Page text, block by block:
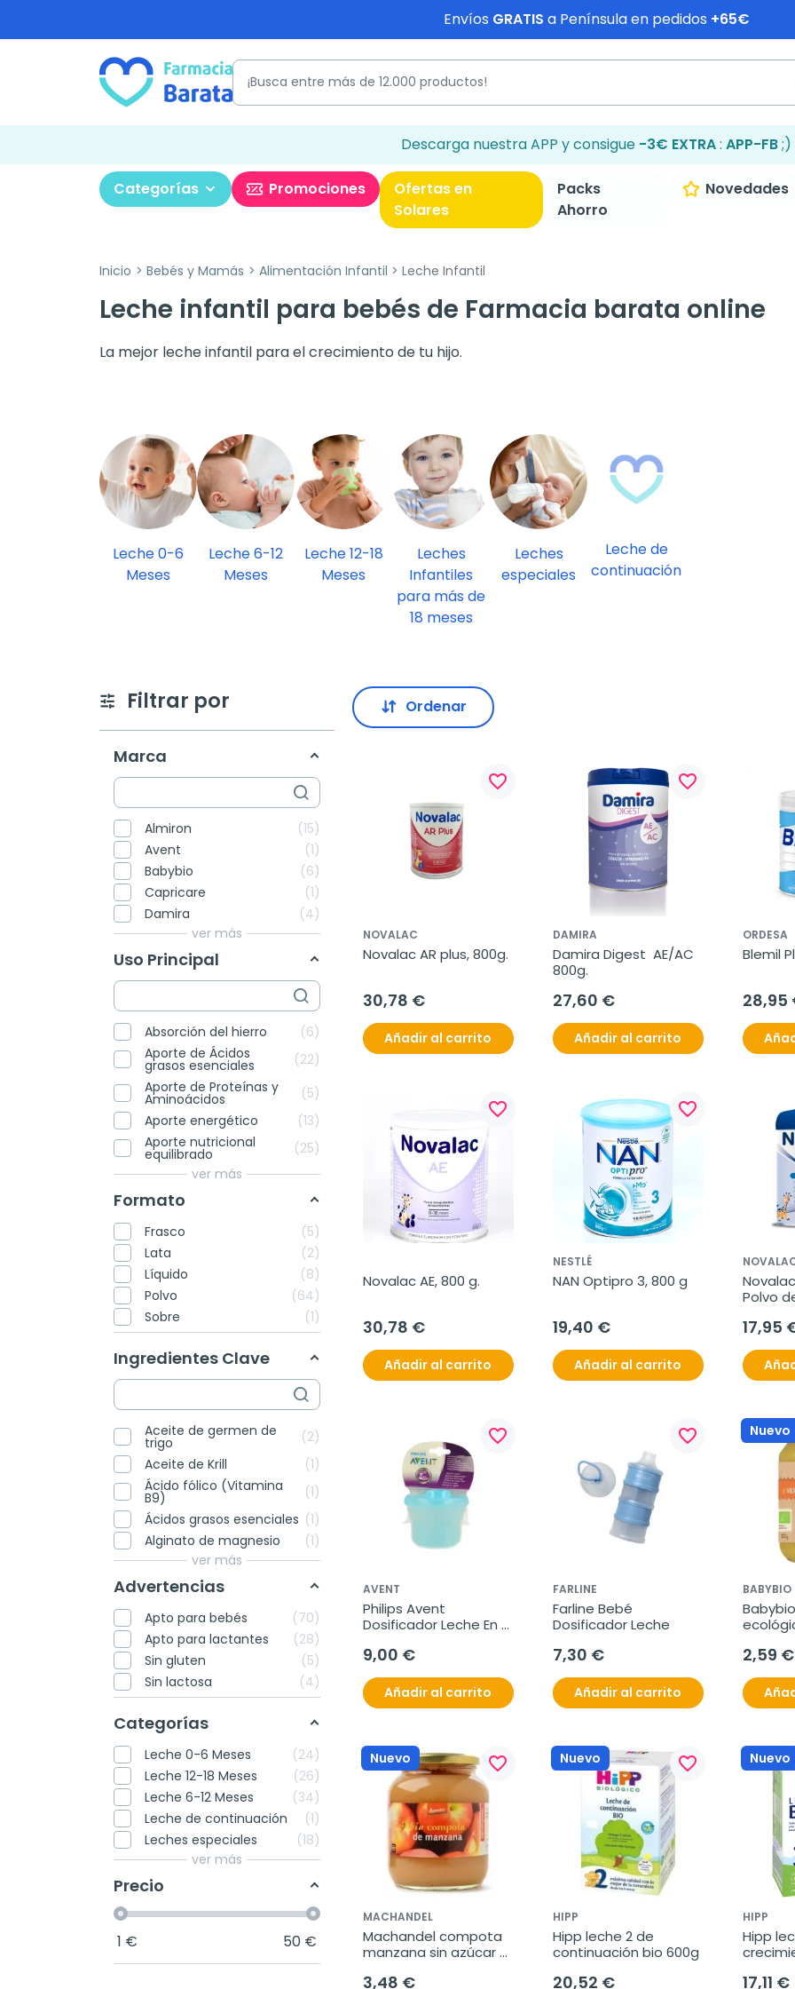
Envíos GRATIS a Península en pedidos +65€
Descarga nuestra APP y consigue -3€ EXTRA: APP-FB;)
Categorías Promociones
Ofertas en
Solares
Packs
Ahorro
Novedades
Inicio Bebés y Mamás Alimentación Infantil Leche Infantil
Leche infantil para bebés de Farmacia barata online
La mejor leche infantil para el crecimiento de tu hijo.
Leche 0-6
Meses
Leche 6-12
Meses
Leche 12-18
Meses
Leches
Infantiles
para más de
18 meses
Leches
especiales
Leche de
continuación
Filtrar por
Marca
Almiron
15
Avent
1
Babybio
6
Capricare
1
Damira
4
ver más
Uso Principal
Absorción del hierro
6
Aporte de Ácidos
grasos esenciales
22
Aporte de Proteínas y
Aminoácidos
5
Aporte energético
13
Aporte nutricional
equilibrado
25
ver más
Formato
Frasco
5
Lata
2
Líquido
8
Polvo
64
Sobre
1
Ingredientes Clave
Aceite de germen de
trigo
2
Aceite de Krill
1
Ácido fólico (Vitamina
B9)
1
Ácidos grasos esenciales
1
Alginato de magnesio
1
ver más
Advertencias
Apto para bebés
70
Apto para lactantes
28
Sin gluten
5
Sin lactosa
4
Categorías
Leche 0-6 Meses
24
Leche 12-18 Meses
26
Leche 6-12 Meses
34
Leche de continuación
1
Leches especiales
18
ver más
Precio
1 € 50 €
Ordenar
favorite_border
NOVALAC
Novalac AR plus, 800g.
30,78 €
Añadir al carrito
favorite_border
DAMIRA
Damira Digest  AE/AC
800g.
27,60 €
Añadir al carrito
ORDESA
Blemil
28,95
favorite_border
Novalac AE, 800 g.
30,78 €
Añadir al carrito
favorite_border
NESTLÉ
NAN Optipro 3, 800 g
19,40 €
Añadir al carrito
Polvo
Meses,
17,95
favorite_border
AVENT
Philips Avent
Dosificador Leche En
9,00 €
Añadir al carrito
favorite_border
FARLINE
Farline Bebé
Dosificador Leche
7,30 €
Añadir al carrito
Nuevo
BABYBIO
2,59 €
Nuevo favorite_border
MACHANDEL
Machandel compota
manzana sin azúcar
3,48 €
Nuevo favorite_border
HIPP
Hipp leche 2 de
continuación bio 600g
20,52 €
Nuevo
HIPP
Hipp
17,11 €